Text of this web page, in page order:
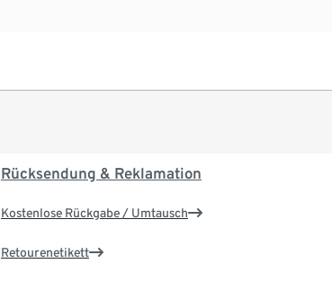
Rücksendung & Reklamation
Kostenlose Rückgabe / Umtausch
Retourenetikett